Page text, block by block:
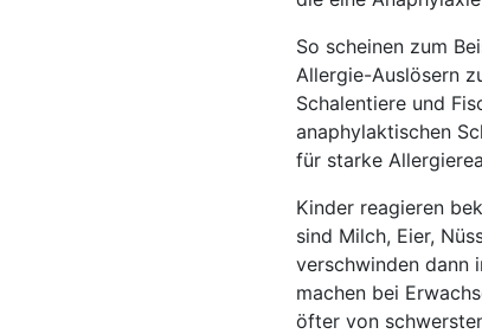
So scheinen zum
Allergie-Auslösern
Schalentiere und
anaphylaktischen
für starke
Kinder reagieren
sind Milch, Eier,
verschwinden dann
machen bei
öfter von